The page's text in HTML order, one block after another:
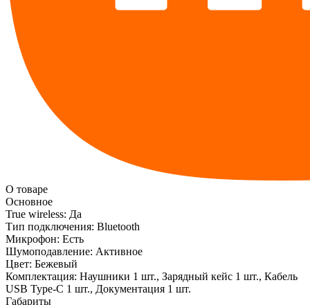
О товаре
Основное
True wireless: Да
Тип подключения: Bluetooth
Микрофон: Есть
Шумоподавление: Активное
Цвет: Бежевый
Комплектация: Наушники 1 шт., Зарядный кейс 1 шт., Кабель
USB Type-C 1 шт., Документация 1 шт.
Габариты